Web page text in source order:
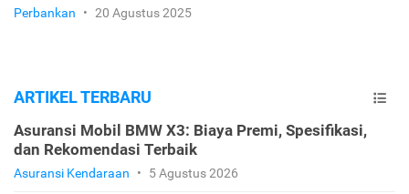
Perbankan • 20 Agustus 2025
ARTIKEL TERBARU
Asuransi Mobil BMW X3: Biaya Premi, Spesifikasi,
dan Rekomendasi Terbaik
Asuransi Kendaraan • 5 Agustus 2026